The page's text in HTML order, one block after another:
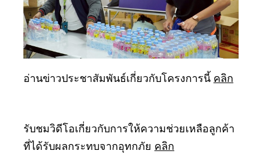
อ่านข่าวประชาสัมพันธ์เกี่ยวกับโครงการนี้ คลิก
รับชมวิดีโอเกี่ยวกับการให้ความช่วยเหลือลูกค้า
ที่ได้รับผลกระทบจากอุทกภัย คลิก